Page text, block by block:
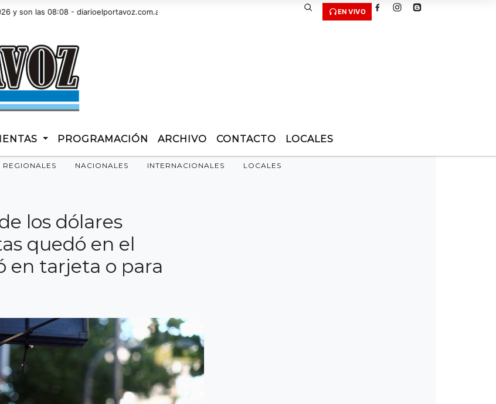
las 08:08 - diarioelportavoz.com.ar EN VIVO
PROGRAMACIÓN ARCHIVO CONTACTO LOCALES
REGIONALES NACIONALES INTERNACIONALES LOCALES
los dólares
quedó en el
en tarjeta o para